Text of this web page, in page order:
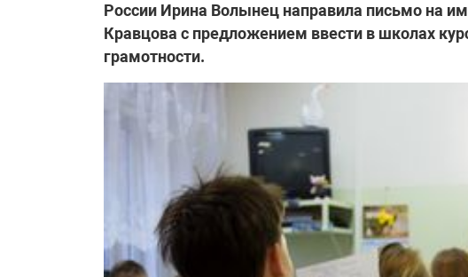
России Ирина Волынец направила письмо на
Кравцова с предложением ввести в школах
грамотности.